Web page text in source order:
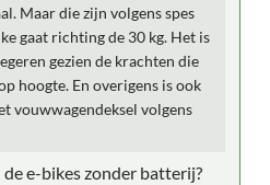
Maar die zijn volgens spes
gaat richting de 30 kg. Het is
gezien de krachten die
hoogte. En overigens is ook
vouwwagendeksel volgens
e-bikes zonder batterij?